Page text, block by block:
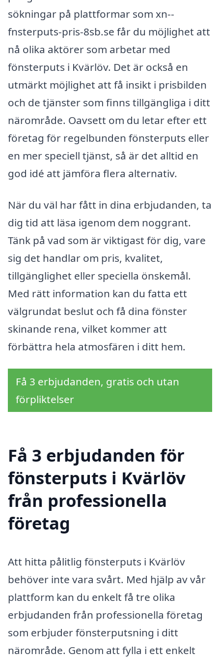
sökningar på plattformar som xn--
fnsterputs-pris-8sb.se får du möjlighet att
nå olika aktörer som arbetar med
fönsterputs i Kvärlöv. Det är också en
utmärkt möjlighet att få insikt i prisbilden
och de tjänster som finns tillgängliga i ditt
närområde. Oavsett om du letar efter ett
företag för regelbunden fönsterputs eller
en mer speciell tjänst, så är det alltid en
god idé att jämföra flera alternativ.
När du väl har fått in dina erbjudanden, ta
dig tid att läsa igenom dem noggrant.
Tänk på vad som är viktigast för dig, vare
sig det handlar om pris, kvalitet,
tillgänglighet eller speciella önskemål.
Med rätt information kan du fatta ett
välgrundat beslut och få dina fönster
skinande rena, vilket kommer att
förbättra hela atmosfären i ditt hem.
Få 3 erbjudanden, gratis och utan
förpliktelser
Få 3 erbjudanden för
fönsterputs i Kvärlöv
från professionella
företag
Att hitta pålitlig fönsterputs i Kvärlöv
behöver inte vara svårt. Med hjälp av vår
plattform kan du enkelt få tre olika
erbjudanden från professionella företag
som erbjuder fönsterputsning i ditt
närområde. Genom att fylla i ett enkelt